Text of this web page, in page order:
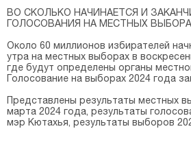
ВО СКОЛЬКО НАЧИНАЕТСЯ И
ГОЛОСОВАНИЯ НА МЕСТНЫХ
Около 60 миллионов избирателей
утра на местных выборах в
где будут определены органы
Голосование на выборах 2024 года
Представлены результаты местных
марта 2024 года, результаты
мэр Кютахья, результаты выборов